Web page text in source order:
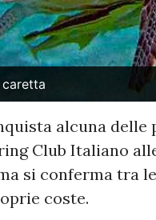
alcuna delle
Club Italiano
si conferma tra
coste.